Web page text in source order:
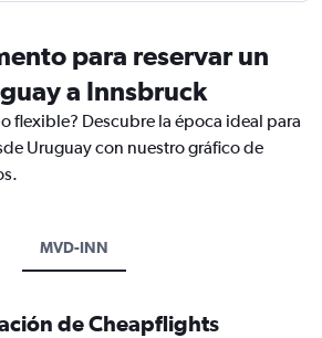
para reservar un
a Innsbruck
flexible? Descubre la época ideal para
Uruguay con nuestro gráfico de
MVD-INN
de Cheapflights